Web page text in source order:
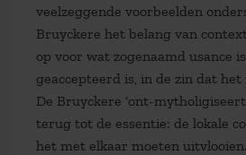
veelzeggende voorbeelden
Bruyckere het belang van
op voor wat zogenaamd usance
geaccepteerd is, in de zin dat
De Bruyckere ‘ont-
terug tot de essentie: de lokale
het met elkaar moeten